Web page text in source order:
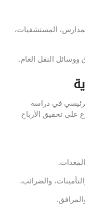
المستشفيات،
ووسائل النقل العام.
في دراسة
على تحقيق الأرباح
والضرائب.